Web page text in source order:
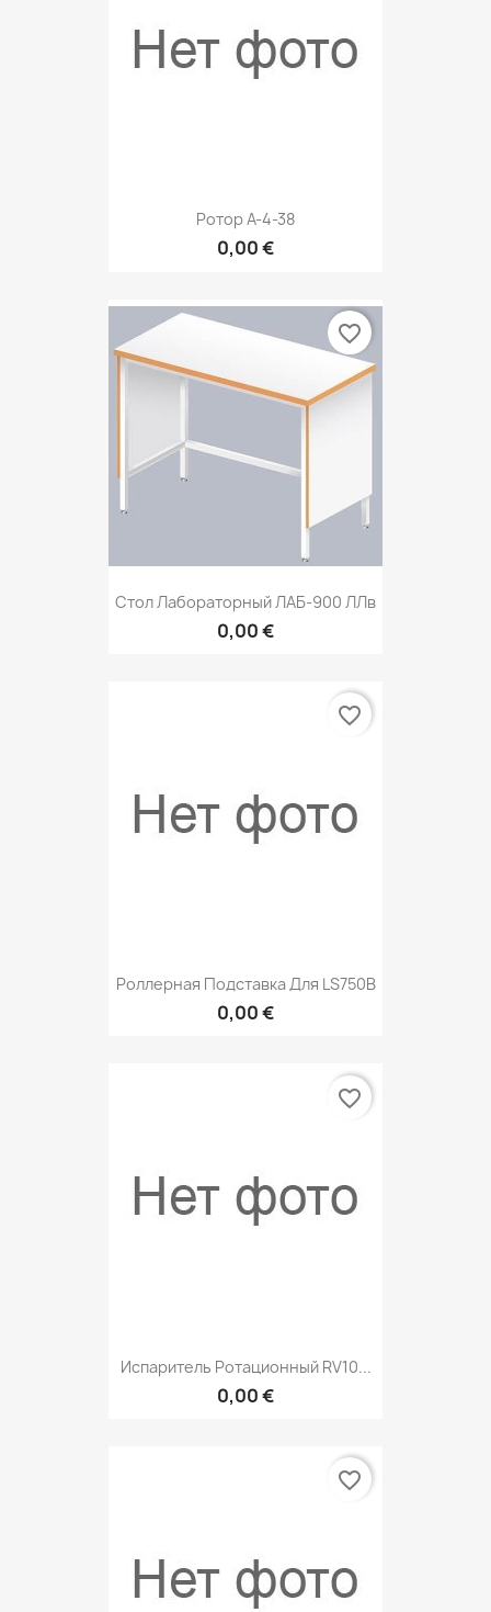
Ротор A-4-38
0,00 €
Стол Лабораторный ЛАБ-900 ЛЛв
0,00 €
favorite_border
Роллерная Подставка Для LS750B
0,00 €
favorite_border
Испаритель Ротационный RV10...
0,00 €
favorite_border
favorite_border